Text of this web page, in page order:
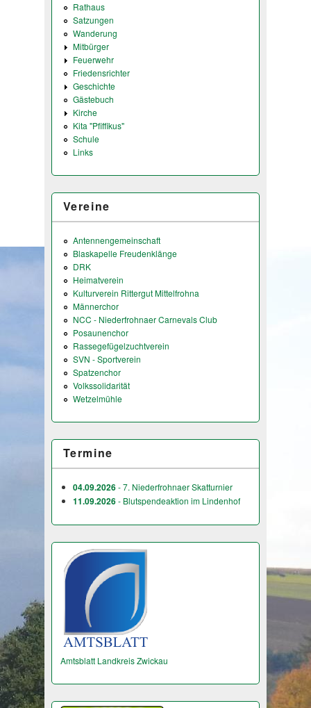
Rathaus
Satzungen
Wanderung
Mitbürger
Feuerwehr
Friedensrichter
Geschichte
Gästebuch
Kirche
Kita "Pfiffikus"
Schule
Links
Vereine
Antennengemeinschaft
Blaskapelle Freudenklänge
DRK
Heimatverein
Kulturverein Rittergut Mittelfrohna
Männerchor
NCC - Niederfrohnaer Carnevals Club
Posaunenchor
Rassegefügelzuchtverein
SVN - Sportverein
Spatzenchor
Volkssolidarität
Wetzelmühle
Termine
04.09.2026- 7. Niederfrohnaer Skatturnier
11.09.2026- Blutspendeaktion im Lindenhof
Amtsblatt Landkreis Zwickau